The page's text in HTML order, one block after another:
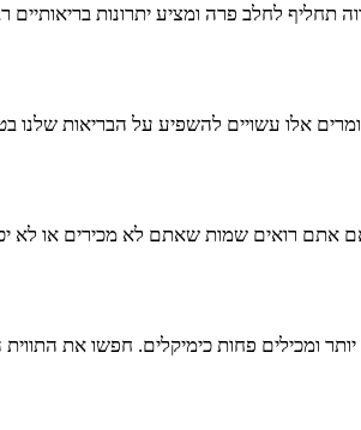
לחלב פרה ומציע יתרונות
אלו עשויים להשפיע על הבריאות שלנו
רואים שמות שאתם לא מכירים או לא
ומכילים פחות כימיקלים. חפשו את